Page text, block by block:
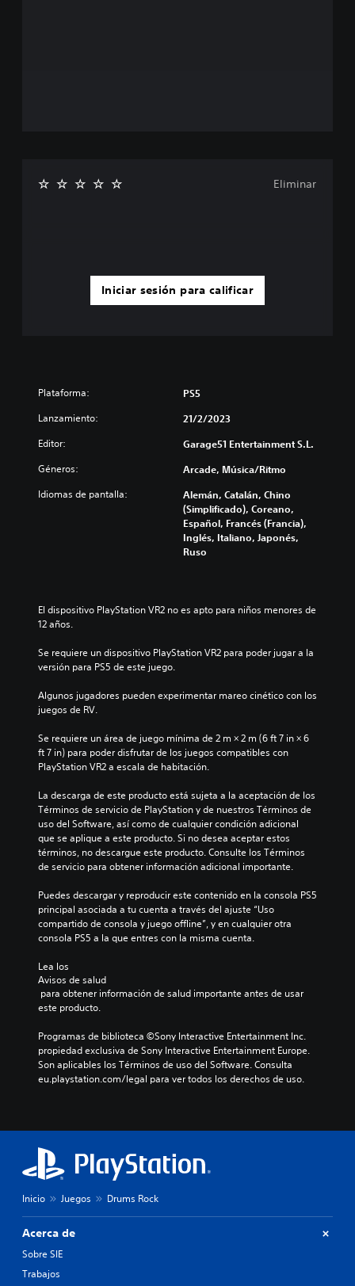
Iniciar sesión para calificar
Eliminar
Plataforma: PS5
Lanzamiento: 21/2/2023
Editor: Garage51 Entertainment S.L.
Géneros: Arcade, Música/Ritmo
Idiomas de pantalla:
Alemán, Catalán, Chino
(Simplificado), Coreano,
Español, Francés (Francia),
Inglés, Italiano, Japonés,
Ruso
El dispositivo PlayStation VR2 no es apto para niños menores de
12 años.
Se requiere un dispositivo PlayStation VR2 para poder jugar a la
versión para PS5 de este juego.
Algunos jugadores pueden experimentar mareo cinético con los
juegos de RV.
Se requiere un área de juego mínima de 2 m × 2 m (6 ft 7 in × 6
ft 7 in) para poder disfrutar de los juegos compatibles con
PlayStation VR2 a escala de habitación.
La descarga de este producto está sujeta a la aceptación de los
Términos de servicio de PlayStation y de nuestros Términos de
uso del Software, así como de cualquier condición adicional
que se aplique a este producto. Si no desea aceptar estos
términos, no descargue este producto. Consulte los Términos
de servicio para obtener información adicional importante.
Puedes descargar y reproducir este contenido en la consola PS5
principal asociada a tu cuenta a través del ajuste “Uso
compartido de consola y juego offline”, y en cualquier otra
consola PS5 a la que entres con la misma cuenta.
Lea los
Avisos de salud
este producto.
Programas de biblioteca ©Sony Interactive Entertainment Inc.
propiedad exclusiva de Sony Interactive Entertainment Europe.
Son aplicables los Términos de uso del Software. Consulta
eu.playstation.com/legal para ver todos los derechos de uso.
Inicio Juegos Drums Rock
Acerca de
Sobre SIE
Trabajos